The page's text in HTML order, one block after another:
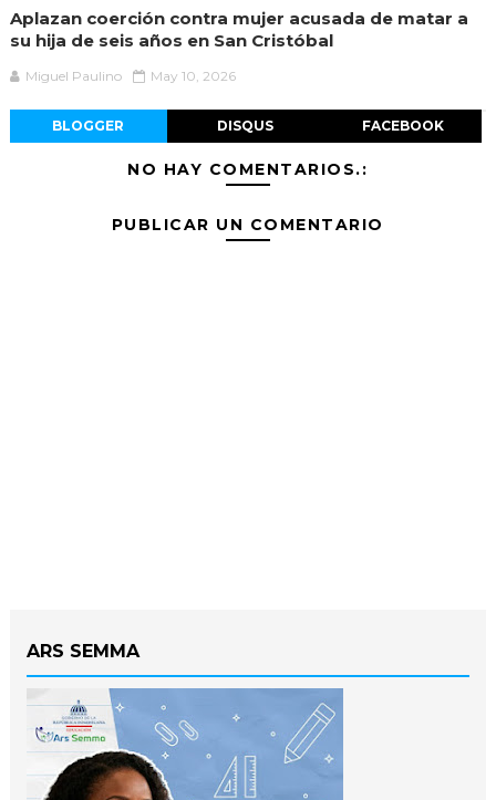
Aplazan coerción contra mujer acusada de matar a
su hija de seis años en San Cristóbal
Miguel Paulino May 10, 2026
BLOGGER DISQUS FACEBOOK
NO HAY COMENTARIOS.:
PUBLICAR UN COMENTARIO
ARS SEMMA